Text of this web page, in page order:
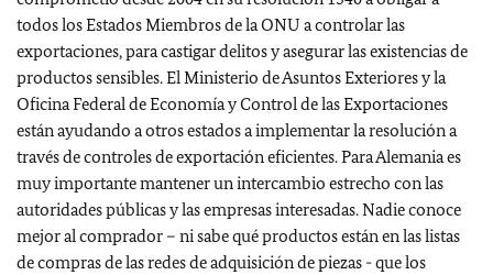
todos los Estados Miembros de la ONU a controlar las
exportaciones, para castigar delitos y asegurar las existencias de
productos sensibles. El Ministerio de Asuntos Exteriores y la
Oficina Federal de Economía y Control de las Exportaciones
están ayudando a otros estados a implementar la resolución a
través de controles de exportación eficientes. Para Alemania es
muy importante mantener un intercambio estrecho con las
autoridades públicas y las empresas interesadas. Nadie conoce
mejor al comprador – ni sabe qué productos están en las listas
de compras de las redes de adquisición de piezas - que los